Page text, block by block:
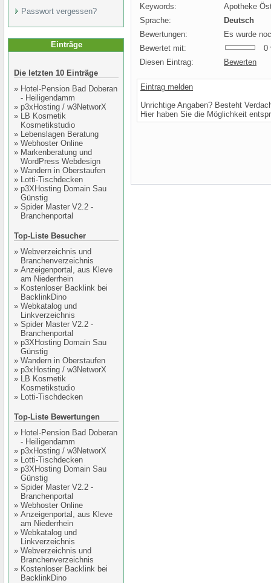
Passwort vergessen?
Einträge
Die letzten 10 Einträge
» Hotel-Pension Bad Doberan
- Heiligendamm
» p3xHosting / w3NetworX
» LB Kosmetik
Kosmetikstudio
» Lebenslagen Beratung
» Webhoster Online
» Markenberatung und
WordPress Webdesign
» Wandern in Oberstaufen
» Lotti-Tischdecken
» p3XHosting Domain Sau
Günstig
» Spider Master V2.2 -
Branchenportal
Top-Liste Besucher
» Webverzeichnis und
Branchenverzeichnis
» Anzeigenportal, aus Kleve
am Niederrhein
» Kostenloser Backlink bei
BacklinkDino
» Webkatalog und
Linkverzeichnis
» Spider Master V2.2 -
Branchenportal
» p3XHosting Domain Sau
Günstig
» Wandern in Oberstaufen
» p3xHosting / w3NetworX
» LB Kosmetik
Kosmetikstudio
» Lotti-Tischdecken
Top-Liste Bewertungen
» Hotel-Pension Bad Doberan
- Heiligendamm
» p3xHosting / w3NetworX
» Lotti-Tischdecken
» p3XHosting Domain Sau
Günstig
» Spider Master V2.2 -
Branchenportal
» Webhoster Online
» Anzeigenportal, aus Kleve
am Niederrhein
» Webkatalog und
Linkverzeichnis
» Webverzeichnis und
Branchenverzeichnis
» Kostenloser Backlink bei
BacklinkDino
Keywords:
Apotheke
Sprache:
Deutsch
Bewertungen:
Es wurde
Bewertet mit:
0
Diesen Eintrag:
Bewerten
Eintrag melden
Unrichtige Angaben? Besteht
Hier haben Sie die Möglichkeit